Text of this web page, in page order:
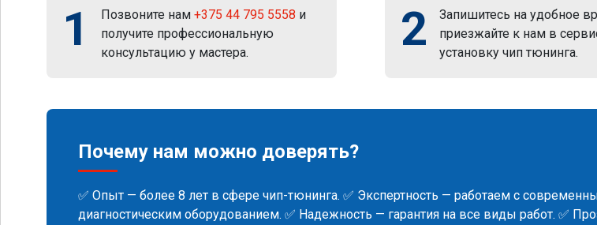
1 Позвоните нам +375 44 795 5558 и
получите профессиональную
консультацию у мастера.
2
Запишитесь на удобное
приезжайте к нам в
установку чип тюнинга.
Почему нам можно доверять?
✅ Опыт — более 8 лет в сфере чип-тюнинга. ✅ Экспертность — работаем с
диагностическим оборудованием. ✅ Надежность — гарантия на все виды работ. ✅